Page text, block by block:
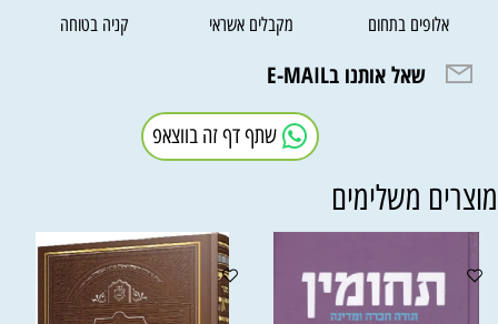
אלופים בתחום מקבלים אשראי קניה בטוחה
שאל אותנו בE-MAIL
שתף דף זה בווצאפ
משלימים